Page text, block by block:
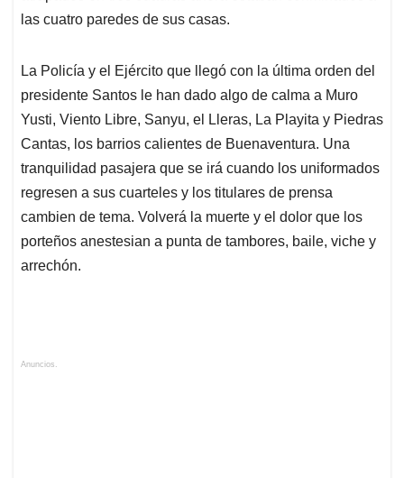
las cuatro paredes de sus casas.
La Policía y el Ejército que llegó con la última orden del
presidente Santos le han dado algo de calma a Muro
Yusti, Viento Libre, Sanyu, el Lleras, La Playita y Piedras
Cantas, los barrios calientes de Buenaventura. Una
tranquilidad pasajera que se irá cuando los uniformados
regresen a sus cuarteles y los titulares de prensa
cambien de tema. Volverá la muerte y el dolor que los
porteños anestesian a punta de tambores, baile, viche y
arrechón.
Anuncios.